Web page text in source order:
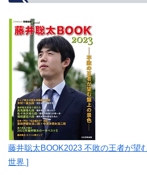
藤井聡太BOOK2023 不敗の王者が望
世界 ]